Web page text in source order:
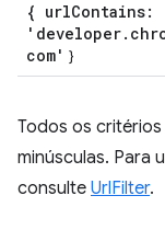
{ urlContains:
'developer.
com' }
Todos os
minúsculas. Para
consulte UrlFilter.